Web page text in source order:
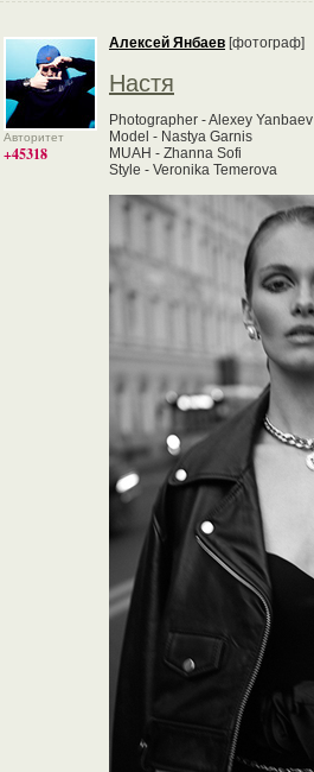
Авторитет
+45318
Алексей Янбаев [фотограф]
Настя
Photographer - Alexey Yanbaev
Model - Nastya Garnis
MUAH - Zhanna Sofi
Style - Veronika Temerova